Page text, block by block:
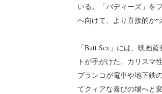
いる。「バディーズ」を
へ向けて、より直接的か
「Butt Sex」には、映画
トが手がけた、カリスマ
ブランコが電車や地下鉄
てクィアな喜びの場へと